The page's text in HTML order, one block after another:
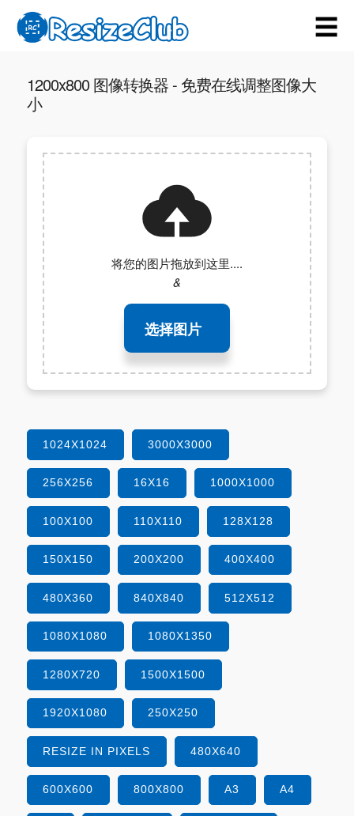
☰
1200x800 图像转换器 - 免费在线调整图像大
小
将您的图片拖放到这里....
&
选择图片
1024X1024 3000X3000
256X256 16X16 1000X1000
100X100 110X110 128X128
150X150 200X200 400X400
480X360 840X840 512X512
1080X1080 1080X1350
1280X720 1500X1500
1920X1080 250X250
RESIZE IN PIXELS 480X640
600X600 800X800 A3 A4